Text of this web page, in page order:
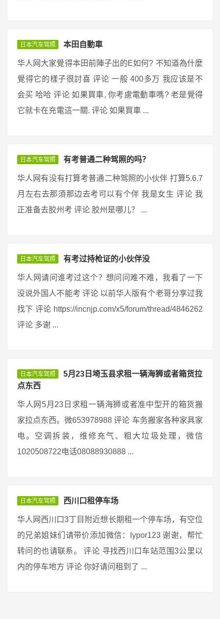
日本汽车驾照 本田自動車
华人网大家覺得本田前陣子出的E如何? 不知道為什麼
覺得它的樣子很討喜 评论 一般 400多万 我应该是不
会买 哈哈 评论 如果買車, 你考慮電動車嗎? 老是覺得
它就卡在充電這一關. 评论 如果買車 ...
日本汽车驾照 有考普通二种驾照的吗？
华人网有没有打算考普通二种驾照的小伙伴 打算5.6.7
月左右去那須那边去考可以有个伴 我是女生 评论 我
正准备去胶州考 评论 胶州是哪儿？ ...
日本汽车驾照 有考过持枪证的小伙伴没
华人网请问谁考过这个？想问问难不难，我看了一下
没说外国人不能考 评论 以前华人版有个老哥分享过我
找下 评论 https://incnjp.com/x5/forum/thread/4846262
评论 多谢 ...
日本汽车驾照
5月23日埼玉县求租一辆海狮或者箱货拉
点东西
华人网5月23日求租一辆海狮或者准中型开的箱货搬
家拉点东西。微653978988 评论 车务搬家各种家具家
电。空调拆装，维修充气、粗大垃圾处理，微信
1020508722电话08088930888 ...
日本汽车驾照 西川口租停车场
华人网西川口3丁目附近想长期租一个停车场，有空位
的兄弟姐妹们请带价添加微信：lypor123 谢谢，帮忙
转问的也请联系。 评论 寻找西川口车站范围3公里以
内的停车地方 评论 你好请问租到了 ...